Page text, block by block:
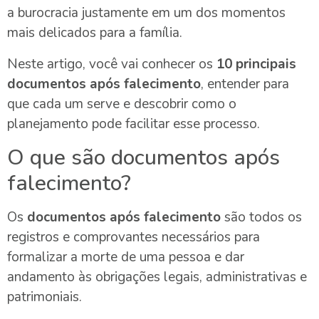
a burocracia justamente em um dos momentos
mais delicados para a família.
Neste artigo, você vai conhecer os 10 principais
documentos após falecimento, entender para
que cada um serve e descobrir como o
planejamento pode facilitar esse processo.
O que são documentos após
falecimento?
Os documentos após falecimentosão todos os
registros e comprovantes necessários para
formalizar a morte de uma pessoa e dar
andamento às obrigações legais, administrativas e
patrimoniais.